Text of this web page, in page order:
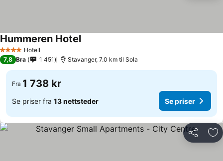
4 StjernerHotell
Hummeren Hotel
7,8 Bra 1 451 Stavanger, 7.0 km til Sola
Fra 1 738 kr
Se priser fra 13 nettsteder Se priser
Del